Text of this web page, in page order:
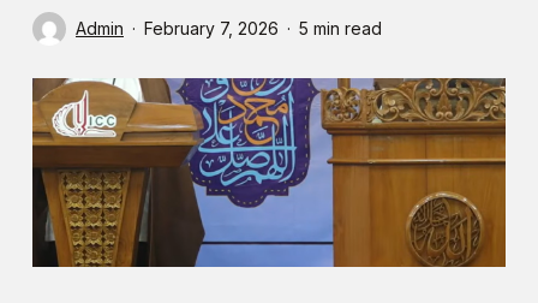
Admin February 7, 2026 5 min read